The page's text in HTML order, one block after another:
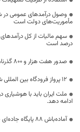
وصول درآمدهای عمومی در
مأموریت‌های دولت است
درصد است
صدور هفت هزار و ۸۰۰ گذرنامه زیارتی در خراسان جنوبی
۱۲ پرواز فرودگاه بین المللی شهید کاوه در هفته دوم مرداد
ملت ایران باید با هوشیاری
ادامه دهد.
آماده‌باش ۸۸ پایگاه جاده‌ای خراسان جنوبی برای خدمت به زائران اربعین